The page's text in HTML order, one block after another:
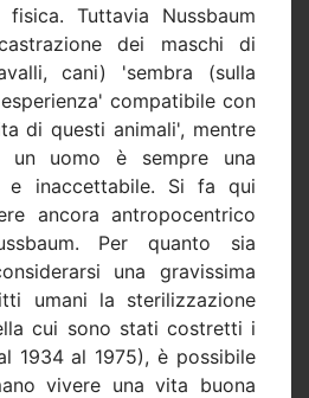
Tuttavia Nussbaum
dei maschi di
cani) 'sembra (sulla
compatibile con
di questi animali', mentre
un uomo è sempre una
e inaccettabile. Si fa qui
ancora antropocentrico
Per quanto sia
una gravissima
umani la sterilizzazione
cui sono stati costretti i
1934 al 1975), è possibile
vivere una vita buona